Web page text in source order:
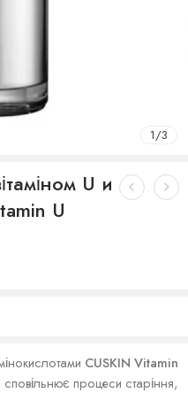
1/3
U и
U
CUSKIN Vitamin
процеси старіння,